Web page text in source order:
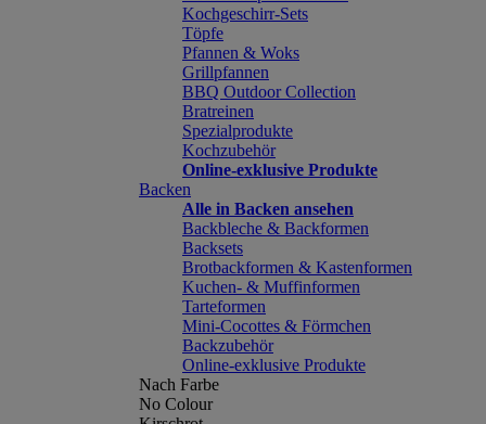
Kochgeschirr-Sets
Töpfe
Pfannen & Woks
Grillpfannen
BBQ Outdoor Collection
Bratreinen
Spezialprodukte
Kochzubehör
Online-exklusive Produkte
Backen
Alle in Backen ansehen
Backbleche & Backformen
Backsets
Brotbackformen & Kastenformen
Kuchen- & Muffinformen
Tarteformen
Mini-Cocottes & Förmchen
Backzubehör
Online-exklusive Produkte
Nach Farbe
No Colour